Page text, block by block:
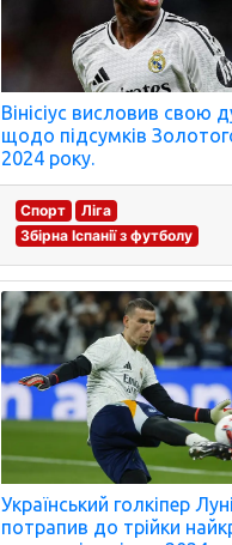
Вінісіус висловив свою
щодо підсумків
2024 року.
Спорт
Ліга
Збірна Іспанії з футболу
Український голкіпер
потрапив до трійки